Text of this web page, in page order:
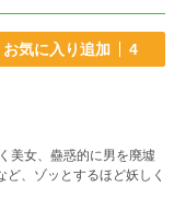
ャリアを模索し始める。
事に挑戦しながら、人生
。行き当たりばったりで
の中に確かな軸ができ始
道を見つけ出す。 現実
と葛藤を描いたこの物
お気に入り追加 4
美女、蠱惑的に男を廃墟
、ゾッとするほど妖しく